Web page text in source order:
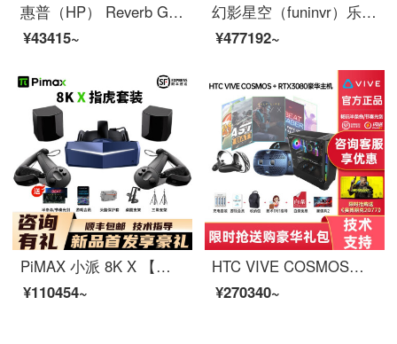
惠普（HP） Reverb G2 VR/MR 眼镜头盔 虚拟显示设备 黑色
¥43415~
幻影星空（funinvr）乐享光轮 虚拟现实vr赛车驾驶模拟 vr赛车设备
¥477192~
PiMAX 小派 8K X 【享倍轻松护眼仪】虚拟现实 智能 VR眼镜 PCVR 3D头盔 电脑VR VISION 8K X+INDEX指虎手柄基站
¥110454~
HTC VIVE COSMOS【咨询直降优惠】智能VR眼镜 专业VR头盔 3D虚拟现实智能 PCVR HTC VIVE COSMOS标配+3080主机
¥270340~